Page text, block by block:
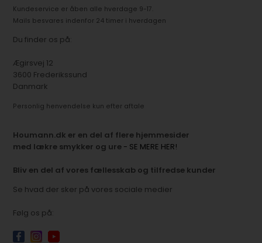
Kundeservice er åben alle hverdage 9-17.
Mails besvares indenfor 24 timer i hverdagen
Du finder os på:
Ægirsvej 12
3600 Frederikssund
Danmark
Personlig henvendelse kun efter aftale
Houmann.dk er en del af flere hjemmesider
med lækre smykker og ure - SE MERE HER!
Bliv en del af vores fællesskab og tilfredse kunder
Se hvad der sker på vores sociale medier
Følg os på: